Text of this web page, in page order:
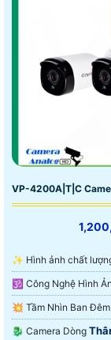
VP-4200A|T|C
✨ Hình ảnh chất
🐉️ Camera Dòng